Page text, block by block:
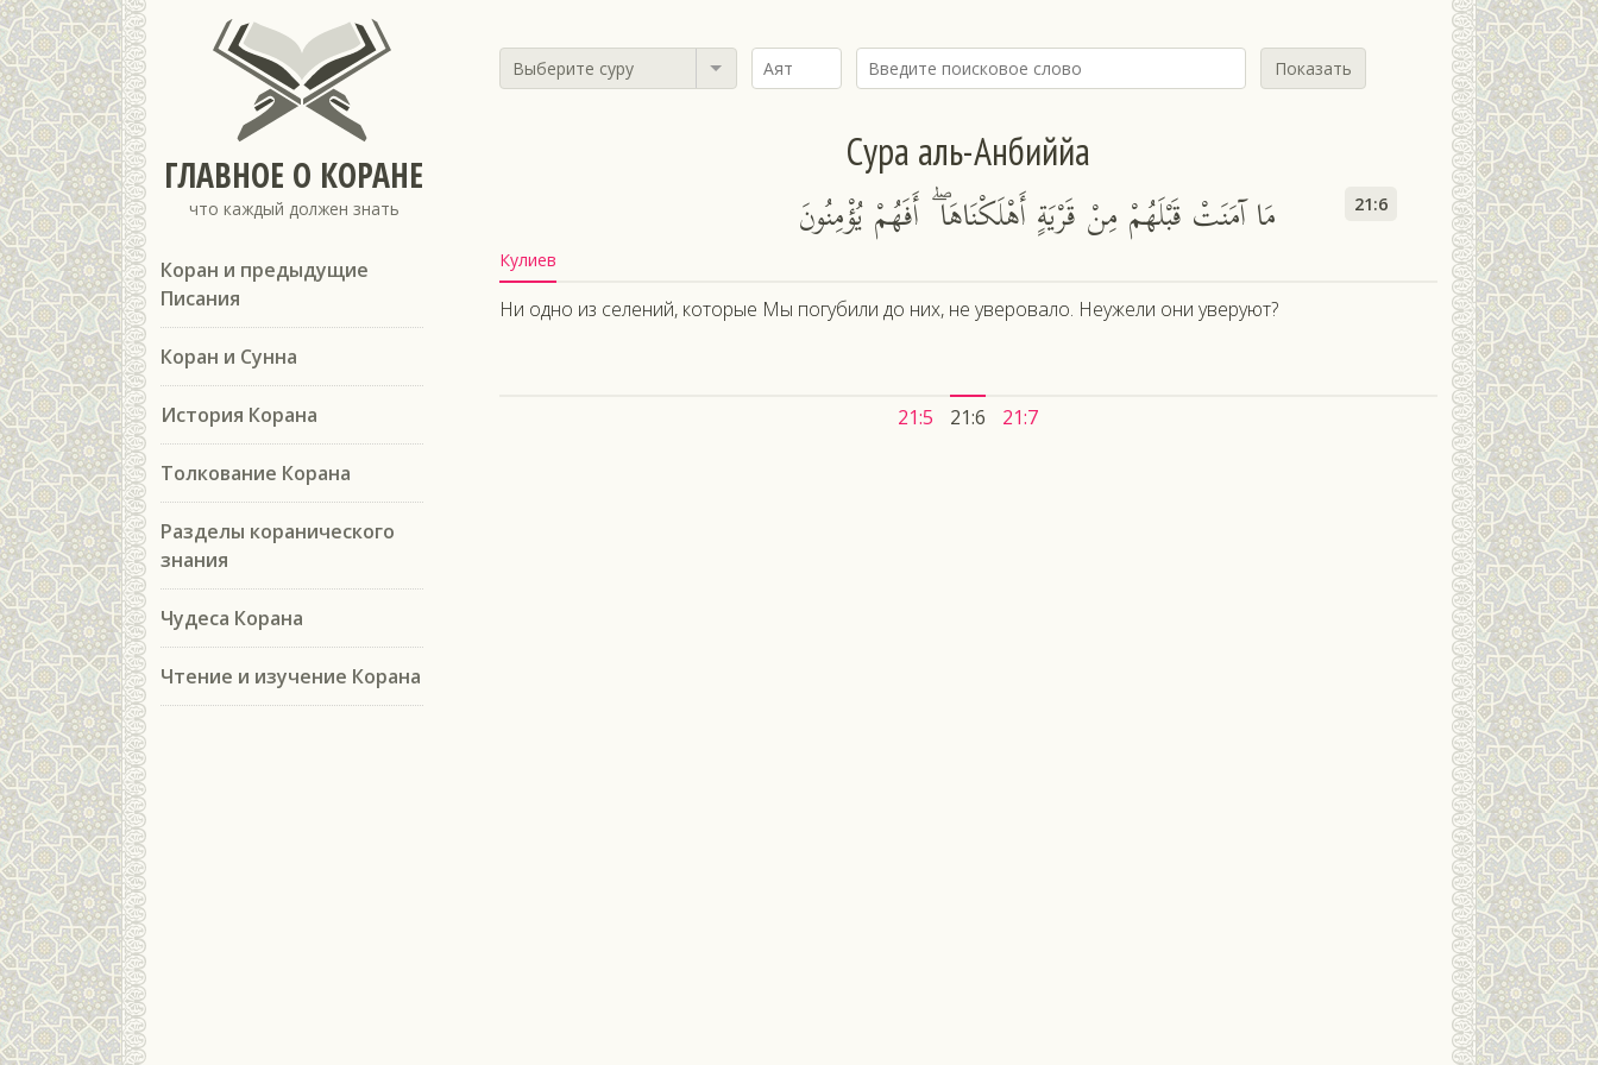
ГЛАВНОЕ О КОРАНЕ
что каждый должен знать
Коран и предыдущие
Писания
Коран и Сунна
История Корана
Толкование Корана
Разделы коранического
знания
Чудеса Корана
Чтение и изучение Корана
Выберите суру Показать
Сура аль-Анбиййа
مَا آمَنَتْ قَبْلَهُمْ مِنْ قَرْيَةٍ أَهْلَكْنَاهَا ۖ أَفَهُمْ يُؤْمِنُونَ 21:6
Кулиев
Ни одно из селений, которые Мы погубили до них, не уверовало. Неужели они уверуют?
21:5 21:6 21:7